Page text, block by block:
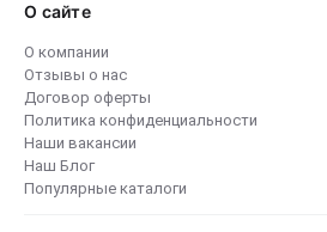
О сайте
О компании
Отзывы о нас
Договор оферты
Политика конфиденциальности
Наши вакансии
Наш Блог
Популярные каталоги